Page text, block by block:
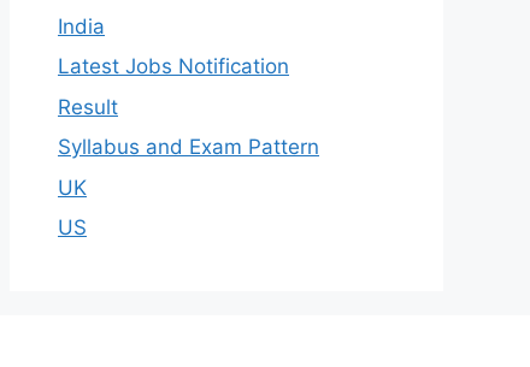
India
Latest Jobs Notification
Result
Syllabus and Exam Pattern
UK
US